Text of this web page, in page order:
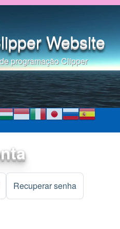
o conteúdo
Website
programação Clipper
Recuperar senha